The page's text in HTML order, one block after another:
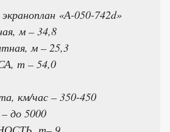
«А-050-742d»
м – 34,8
м – 25,3
т – 54,0
км/час – 350-450
до 5000